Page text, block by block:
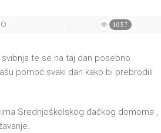
1057
te se na taj dan posebno
pomoć svaki dan kako bi prebrodili
Srednjoškolskog đačkog domoma ,